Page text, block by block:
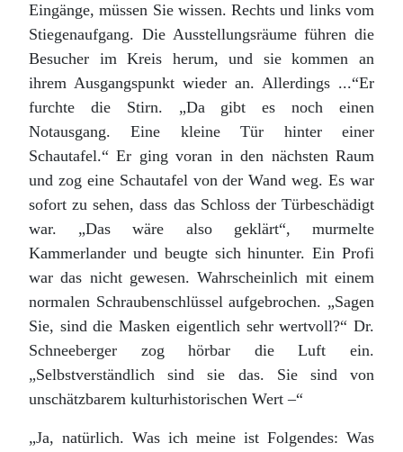
Eingänge, müssen Sie wissen. Rechts und links vom
Stiegenaufgang. Die Ausstellungsräume führen die
Besucher im Kreis herum, und sie kommen an
ihrem Ausgangspunkt wieder an. Allerdings ...“Er
furchte die Stirn. „Da gibt es noch einen
Notausgang. Eine kleine Tür hinter einer
Schautafel.“ Er ging voran in den nächsten Raum
und zog eine Schautafel von der Wand weg. Es war
sofort zu sehen, dass das Schloss der Türbeschädigt
war. „Das wäre also geklärt“, murmelte
Kammerlander und beugte sich hinunter. Ein Profi
war das nicht gewesen. Wahrscheinlich mit einem
normalen Schraubenschlüssel aufgebrochen. „Sagen
Sie, sind die Masken eigentlich sehr wertvoll?“ Dr.
Schneeberger zog hörbar die Luft ein.
„Selbstverständlich sind sie das. Sie sind von
unschätzbarem kulturhistorischen Wert –“
„Ja, natürlich. Was ich meine ist Folgendes: Was